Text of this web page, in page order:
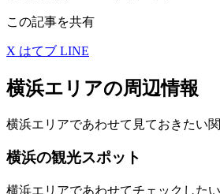
この記事を共有
X はてブ LINE
横浜エリアの周辺情報
横浜エリアであわせて見ておきたい
横浜の観光スポット
横浜エリアであわせてチェックした